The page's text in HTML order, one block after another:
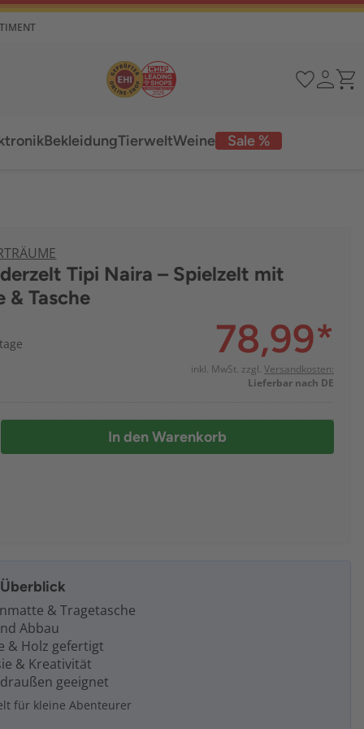
Sale %
BekleidungTierweltWeine
Tipi Naira – Spielzelt mit
& Tasche
78,99*
inkl. MwSt. zzgl. Versandkosten:
Lieferbar nach DE
In den Warenkorb
& Tragetasche
Abbau
& Holz gefertigt
& Kreativität
geeignet
für kleine Abenteurer